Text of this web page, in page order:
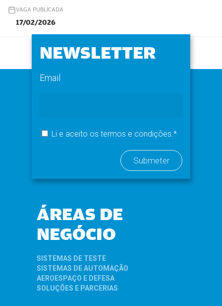
VAGA PUBLICADA
17/02/2026
NEWSLETTER
Email
Li e aceito os termos e condições.*
ÁREAS DE
NEGÓCIO
SISTEMAS DE TESTE
SISTEMAS DE AUTOMAÇÃO
AEROESPAÇO E DEFESA
SOLUÇÕES E PARCERIAS